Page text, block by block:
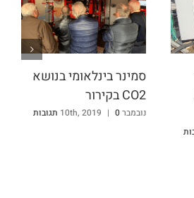
סמינר בינלאומי בנושא
CO2 בקירור
נובמבר 10th, 2019 | 0 תגובות